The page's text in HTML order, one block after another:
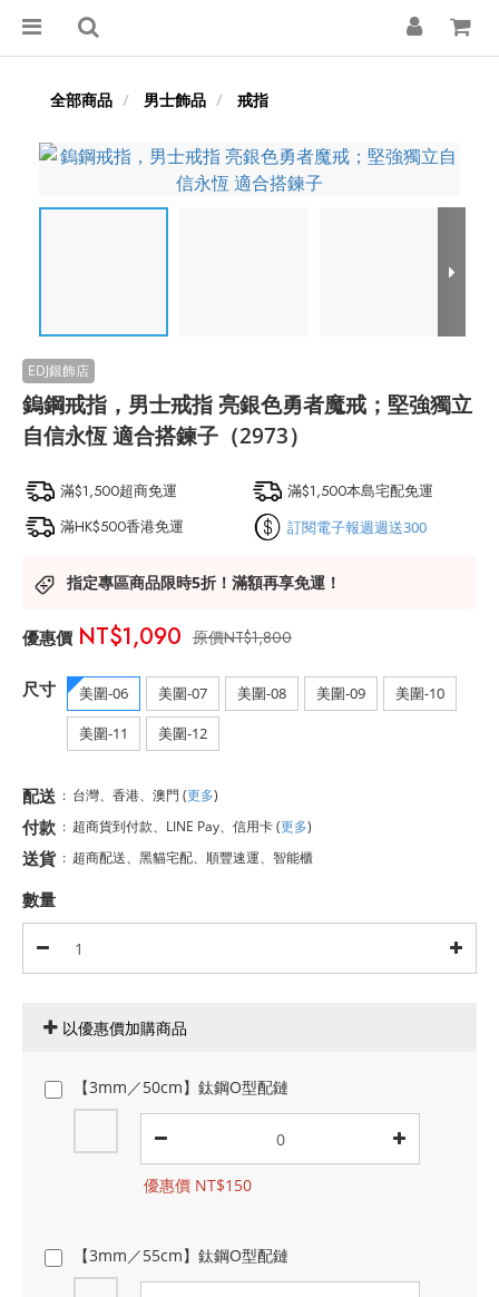
全部商品 男士飾品 戒指
鎢鋼戒指，男士戒指 亮銀色勇者魔戒；堅強獨立
自信永恆 適合搭鍊子（2973）
滿$1,500超商免運
滿$1,500本島宅配免運
滿HK$500香港免運
訂閱電子報週週送300
指定專區商品限時5折！滿額再享免運！
NT$1,800
NT$1,090
尺寸 美圍-06 美圍-07 美圍-08 美圍-09
美圍-10
美圍-11
美圍-12
配送 : 台灣、香港、澳門 (更多)
付款 : 超商貨到付款、LINE Pay、信用卡(更多)
送貨 : 超商配送、黑貓宅配、順豐速運、智能櫃
數量
以優惠價加購商品
【3mm／50cm】鈦鋼O型配鏈
優惠價 NT$150
【3mm／55cm】鈦鋼O型配鏈